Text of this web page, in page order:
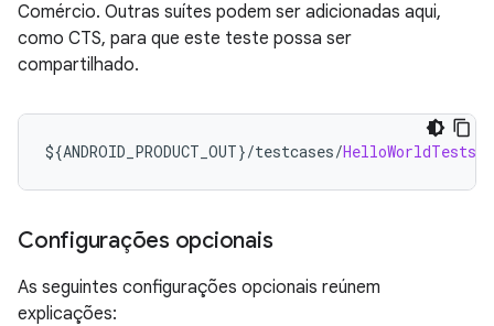
Comércio. Outras suítes podem ser adicionadas aqui,
como CTS, para que este teste possa ser
compartilhado.
${ANDROID_PRODUCT_OUT}/testcases/HelloWorldTests
Configurações opcionais
As seguintes configurações opcionais reúnem
explicações: